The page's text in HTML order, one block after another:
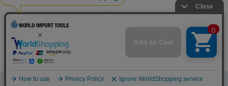
定休日
お問い合わせフォームからお問い合わせ
Copyright © WORLD IMPORT TOOLS All rights reserved.